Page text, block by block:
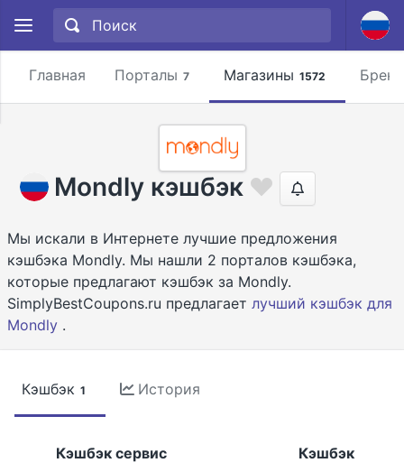
Главная Порталы 7 Магазины 1572
Mondly кэшбэк
Мы искали в Интернете лучшие предложения
кэшбэка Mondly. Мы нашли 2 порталов кэшбэка,
которые предлагают кэшбэк за Mondly.
SimplyBestCoupons.ru предлагает лучший кэшбэк для
Mondly .
Кэшбэк 1 История
Кэшбэк сервис Кэшбэк